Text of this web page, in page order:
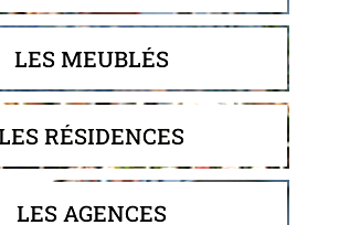
LES MEUBLÉS
RÉSIDENCES
LES AGENCES